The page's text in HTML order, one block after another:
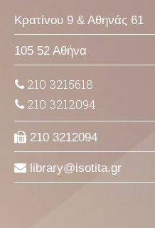
Κρατίνου 9 & Αθηνάς 61
105 52 Αθήνα
210 3215618
210 3212094
210 3212094
library isotita gr